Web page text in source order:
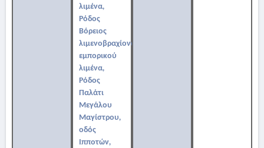
λιμένα,
Ρόδος
Βόρειος
λιμενοβραχίονας
εμπορικού
λιμένα,
Ρόδος
Παλάτι
Μεγάλου
Μαγίστρου,
οδός
Ιπποτών,